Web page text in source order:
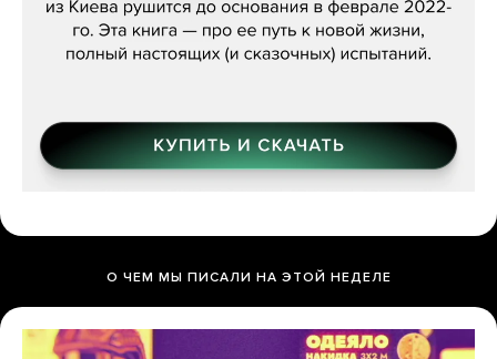
О ЧЕМ МЫ ПИСАЛИ НА ЭТОЙ НЕДЕЛЕ